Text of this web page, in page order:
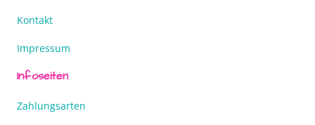
Kontakt
Impressum
Infoseiten
Zahlungsarten